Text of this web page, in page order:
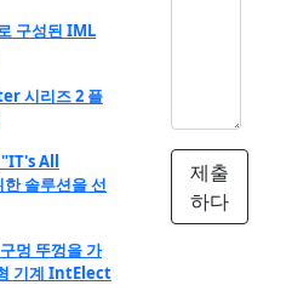
구성된 IML
시리즈 2 플
"IT's All
솔루션을 선
멍 뚜껑을 가
기계 IntElect
제출
하다